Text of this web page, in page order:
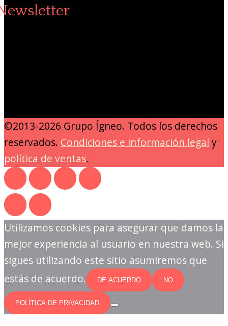
©2013-2026 Grupo Ígneo. Todos los derechos
reservados. Condiciones e información legal y
política de ventas.
Utilizamos cookies para asegurar que damos la
mejor experiencia al usuario en nuestra web. Si
sigues utilizando este sitio asumiremos que
estás de acuerdo.
DE ACUERDO NO
POLÍTICA DE PRIVACIDAD